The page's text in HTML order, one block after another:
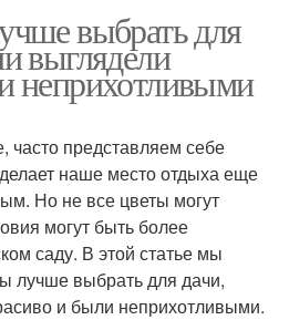
выбрать для
выглядели
неприхотливыми
часто представляем себе
наше место отдыха еще
Но не все цветы могут
могут быть более
саду. В этой статье мы
лучше выбрать для дачи,
и были неприхотливыми.